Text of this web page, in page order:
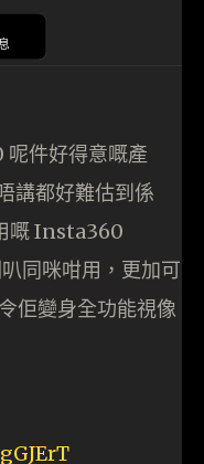
件好得意嘅產
講都好難估到係
嘅 Insta360
同咪咁用，更加可
佢變身全功能視像